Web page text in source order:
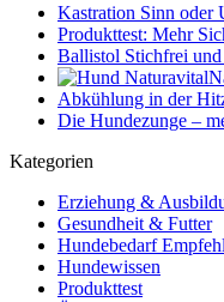
Kastration Sinn oder
Produkttest: Mehr
Ballistol Stichfrei
Abkühlung in der
Die Hundezunge –
Kategorien
Erziehung &
Gesundheit & Futter
Hundebedarf
Hundewissen
Produkttest